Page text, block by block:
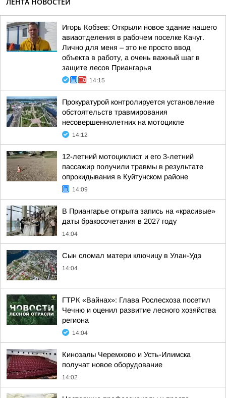
Игорь Кобзев: Открыли новое здание нашего
авиаотделения в рабочем поселке Качуг.
Лично для меня – это не просто ввод
объекта в работу, а очень важный шаг в
защите лесов Приангарья
14:15
Прокуратурой контролируется установление
обстоятельств травмирования
несовершеннолетних на мотоцикле
14:12
12-летний мотоциклист и его 3-летний
пассажир получили травмы в результате
опрокидывания в Куйтунском районе
14:09
В Приангарье открыта запись на «красивые»
даты бракосочетания в 2027 году
14:04
Сын сломал матери ключицу в Улан-Удэ
14:04
ГТРК «Вайнах»: Глава Рослесхоза посетил
Чечню и оценил развитие лесного хозяйства
региона
14:04
Кинозалы Черемхово и Усть-Илимска
получат новое оборудование
14:02